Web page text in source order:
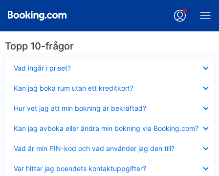
Topp 10-frågor
Vad ingår i priset?
mindre
Kan jag boka rum utan ett kreditkort?
mindre
Hur vet jag att min bokning är bekräftad?
mindre
Kan jag avboka eller ändra min bokning via Booking.com?
mindre
Vad är min PIN-kod och vad använder jag den till?
mindre
Var hittar jag boendets kontaktuppgifter?
mindre